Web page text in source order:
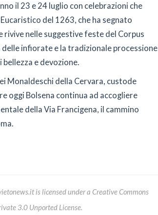
il 23 e 24 luglio con celebrazioni che
del 1263, che ha segnato
nelle suggestive feste del Corpus
infiorate e la tradizionale processione
e devozione.
Monaldeschi della Cervara, custode
oggi Bolsena continua ad accogliere
della Via Francigena, il cammino
is licensed under a Creative Commons
3.0 Unported License.